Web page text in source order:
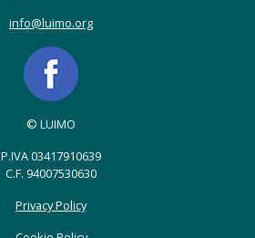
info@luimo.org
© LUIMO
P.IVA 03417910639
C.F. 94007530630
Privacy Policy